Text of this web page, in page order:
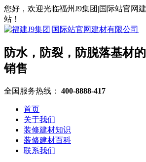
您好，欢迎光临福州J9集团|国际站官网
站！
防水，防裂，防脱落基材
销售
全国服务热线： 400-8888-417
首页
关于我们
装修建材知识
装修建材百科
联系我们